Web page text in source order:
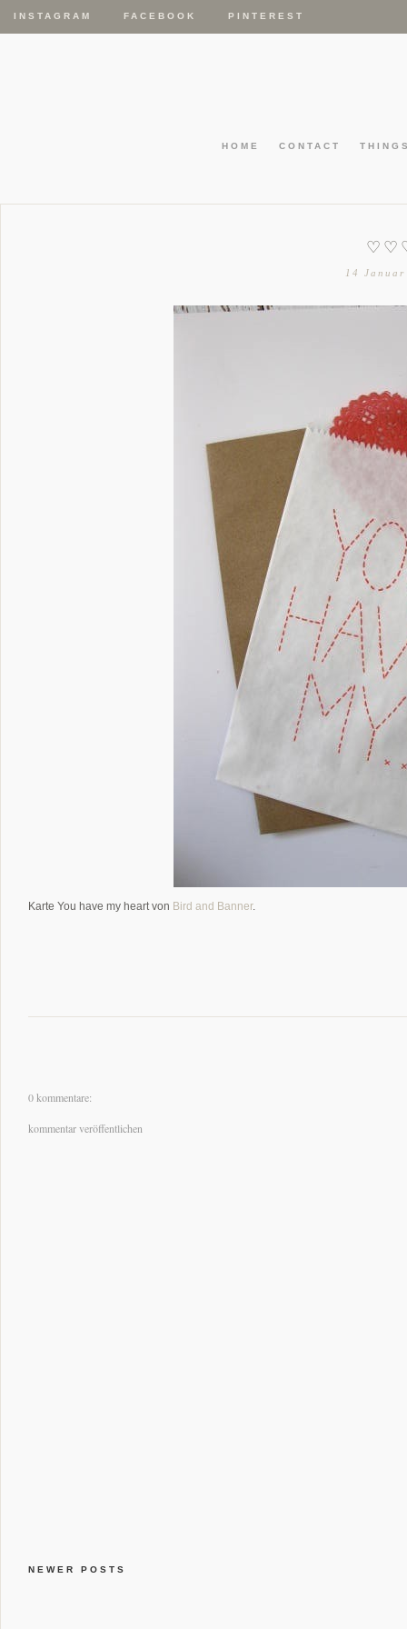
INSTAGRAM FACEBOOK PINTEREST
HOME CONTACT
14
Karte You have my heart von Bird and Banner.
0 kommentare:
kommentar veröffentlichen
NEWER POSTS